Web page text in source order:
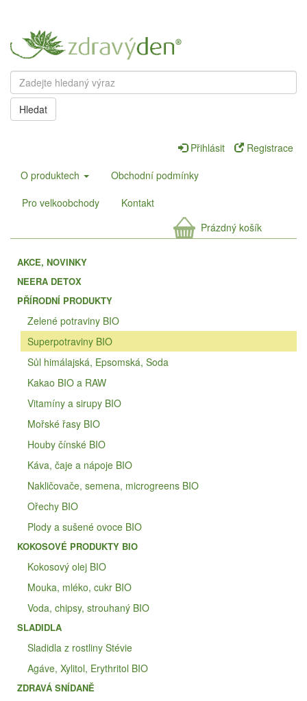
Hledat
Přihlásit
Registrace
O produktech
Obchodní podmínky
Pro velkoobchody
Kontakt
Prázdný košík
AKCE, NOVINKY
NEERA DETOX
PŘÍRODNÍ PRODUKTY
Zelené potraviny BIO
Superpotraviny BIO
Sůl himálajská, Epsomská, Soda
Kakao BIO a RAW
Vitamíny a sirupy BIO
Mořské řasy BIO
Houby čínské BIO
Káva, čaje a nápoje BIO
Nakličovače, semena, microgreens BIO
Ořechy BIO
Plody a sušené ovoce BIO
KOKOSOVÉ PRODUKTY BIO
Kokosový olej BIO
Mouka, mléko, cukr BIO
Voda, chipsy, strouhaný BIO
SLADIDLA
Sladidla z rostliny Stévie
Agáve, Xylitol, Erythritol BIO
ZDRAVÁ SNÍDANĚ